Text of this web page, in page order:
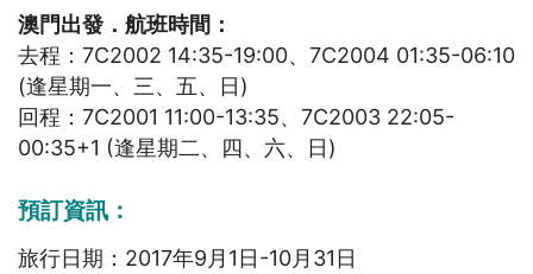
澳門出發．航班時間：
去程：7C2002 14:35-19:00、7C2004 01:35-06:10
(逢星期一、三、五、日)
回程：7C2001 11:00-13:35、7C2003 22:05-
00:35+1 (逢星期二、四、六、日)
預訂資訊：
旅行日期：2017年9月1日-10月31日